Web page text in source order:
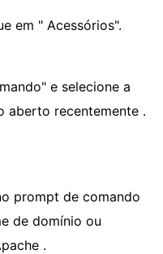
em " Acessórios".
e selecione a
aberto recentemente .
prompt de comando
de domínio ou
.